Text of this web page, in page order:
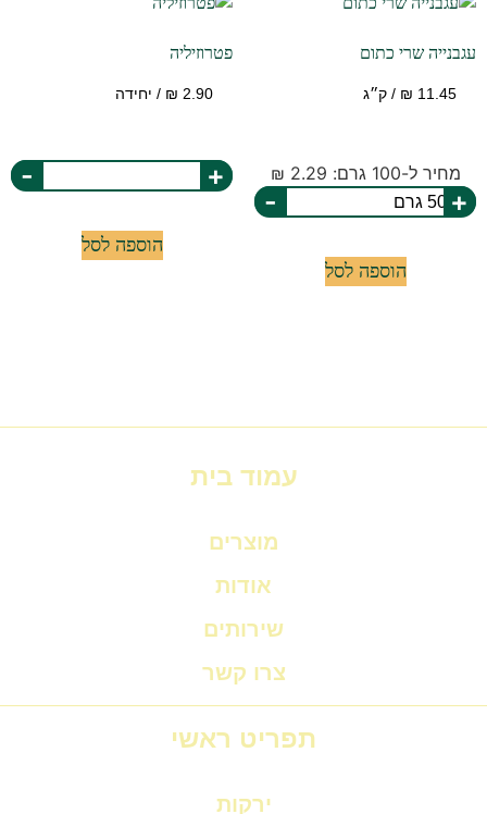
עגבנייה שרי כתום
מחיר ל-100 גרם: 2.29 ₪
+
-
הוספה לסל
פטרוזיליה
+
-
הוספה לסל
עמוד בית
מוצרים
אודות
שירותים
צרו קשר
תפריט ראשי
ירקות